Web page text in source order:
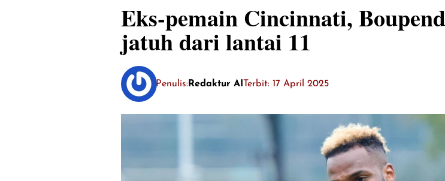
Eks-pemain Cincinnati,
jatuh dari lantai 11
Penulis:Redaktur AI Terbit: 17 April 2025